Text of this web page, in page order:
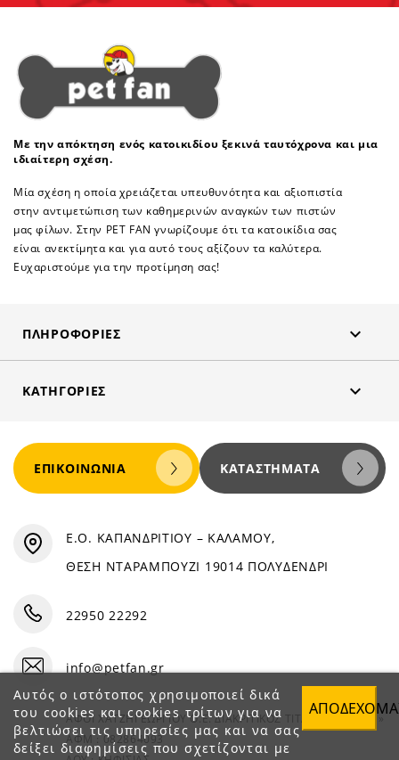
Με την απόκτηση ενός κατοικιδίου ξεκινά ταυτόχρονα και μια
ιδιαίτερη σχέση.
Μία σχέση η οποία χρειάζεται υπευθυνότητα και αξιοπιστία
στην αντιμετώπιση των καθημερινών αναγκών των πιστών
μας φίλων. Στην PET FAN γνωρίζουμε ότι τα κατοικίδια σας
είναι ανεκτίμητα και για αυτό τους αξίζουν τα καλύτερα.
Ευχαριστούμε για την προτίμηση σας!
ΠΛΗΡΟΦΟΡΊΕΣ 
ΚΑΤΗΓΟΡΊΕΣ 
Αυτός ο ιστότοπος χρησιμοποιεί δικά
του cookies και cookies τρίτων για να
βελτιώσει τις υπηρεσίες μας και να σας
δείξει διαφημίσεις που σχετίζονται με
ΕΠΙΚΟΙΝΩΝΊΑ ΚΑΤΑΣΤΉΜΑΤΑ
Ε.Ο. ΚΑΠΑΝΔΡΙΤΙΟΥ – ΚΑΛΑΜΟΥ,
ΘΕΣΗ ΝΤΑΡΑΜΠΟΥΖΙ 19014 ΠΟΛΥΔΕΝΔΡΙ
22950 22292
info@petfan.gr
ΑΦΟΙ ΧΑΤΖΗΓΕΩΡΓΙΟΥ Ο.Ε. ΔΙΑΚΡΙΤΙΚΟΣ ΤΙΤΛΟΣ «PET FAN»
ΑΦΜ : 082864093